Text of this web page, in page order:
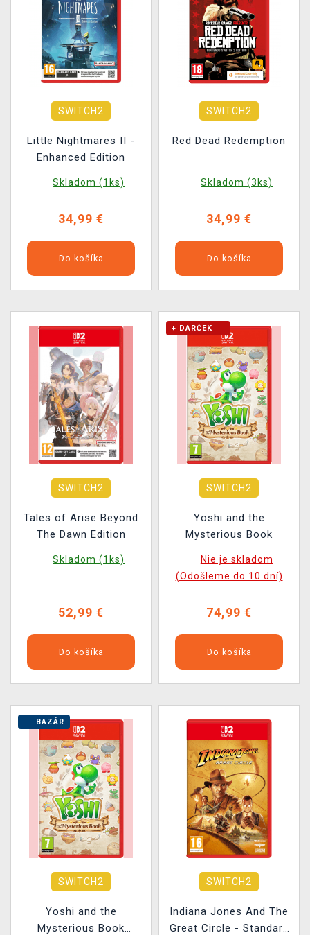
SWITCH2
Little Nightmares II -
Enhanced Edition
Skladom (1ks)
34,99 €
Do košíka
SWITCH2
Red Dead Redemption
Skladom (3ks)
34,99 €
Do košíka
SWITCH2
Tales of Arise Beyond
The Dawn Edition
Skladom (1ks)
52,99 €
Do košíka
+ DARČEK
SWITCH2
Yoshi and the
Mysterious Book
Nie je skladom
(Odošleme do 10 dní)
74,99 €
Do košíka
BAZÁR
SWITCH2
Yoshi and the
Mysterious Book
SWITCH2
Indiana Jones And The
Great Circle - Standard